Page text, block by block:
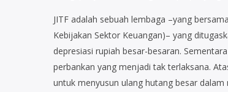
JITF adalah sebuah lembaga –yang
Kebijakan Sektor Keuangan)– yang
depresiasi rupiah besar-besaran.
perbankan yang menjadi tak terlaksana.
untuk menyusun ulang hutang besar